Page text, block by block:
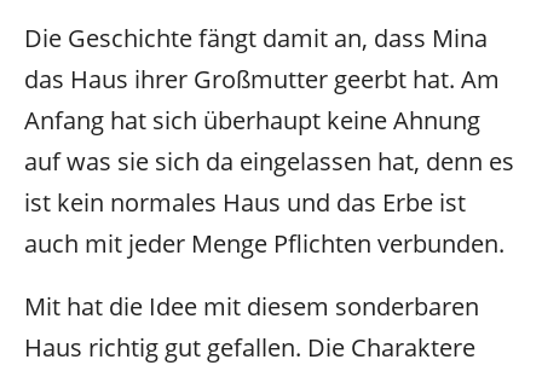
Die Geschichte fängt damit an, dass Mina
das Haus ihrer Großmutter geerbt hat. Am
Anfang hat sich überhaupt keine Ahnung
auf was sie sich da eingelassen hat, denn es
ist kein normales Haus und das Erbe ist
auch mit jeder Menge Pflichten verbunden.
Mit hat die Idee mit diesem sonderbaren
Haus richtig gut gefallen. Die Charaktere